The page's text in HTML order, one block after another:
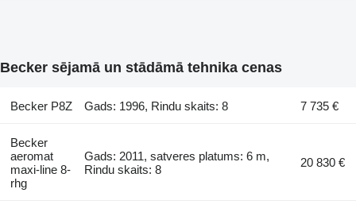
Becker sējamā un stādāmā tehnika cenas
Becker P8Z Gads: 1996, Rindu skaits: 8 7 735 €
Becker
aeromat
maxi-line 8-
rhg
Gads: 2011, satveres platums: 6 m,
Rindu skaits: 8
20 830 €